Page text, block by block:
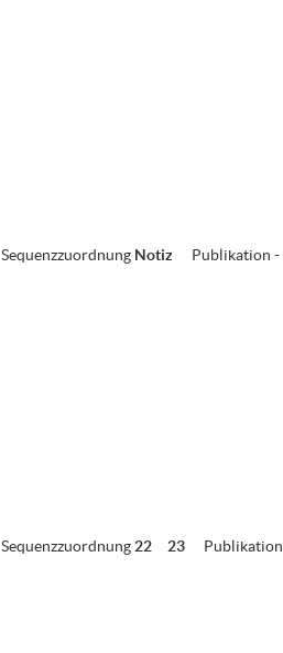
Sequenzzuordnung Notiz Publikation -
Sequenzzuordnung22 23 Publikation